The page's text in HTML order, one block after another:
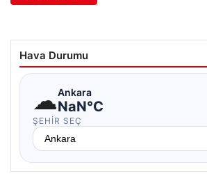
Hava Durumu
☁Ankara
NaN°C
ŞEHIR SEÇ